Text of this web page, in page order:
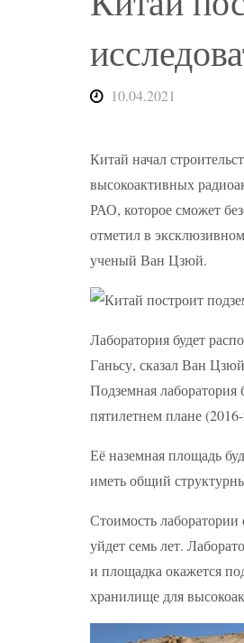
10.04.2021
Китай начал
высокоактивных
РАО, которое сможет
отметил в эксклюзивном
ученый Ван Цзюй.
Лаборатория будет
Ганьсу, сказал Ван
Подземная
пятилетнем плане
Её наземная площадь
иметь общий
Стоимость
уйдет семь лет.
и площадка окажется
хранилище для